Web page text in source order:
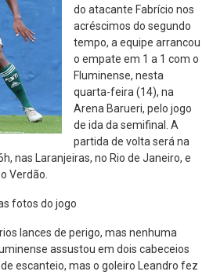
do atacante Fabrício nos
acréscimos do segundo
tempo, a equipe arrancou
o empate em 1 a 1 com o
Fluminense, nesta
quarta-feira (14), na
Arena Barueri, pelo jogo
de ida da semifinal. A
partida de volta será na
nas Laranjeiras, no Rio de Janeiro, e
Verdão.
fotos do jogo
lances de perigo, mas nenhuma
assustou em dois cabeceios
escanteio, mas o goleiro Leandro fez